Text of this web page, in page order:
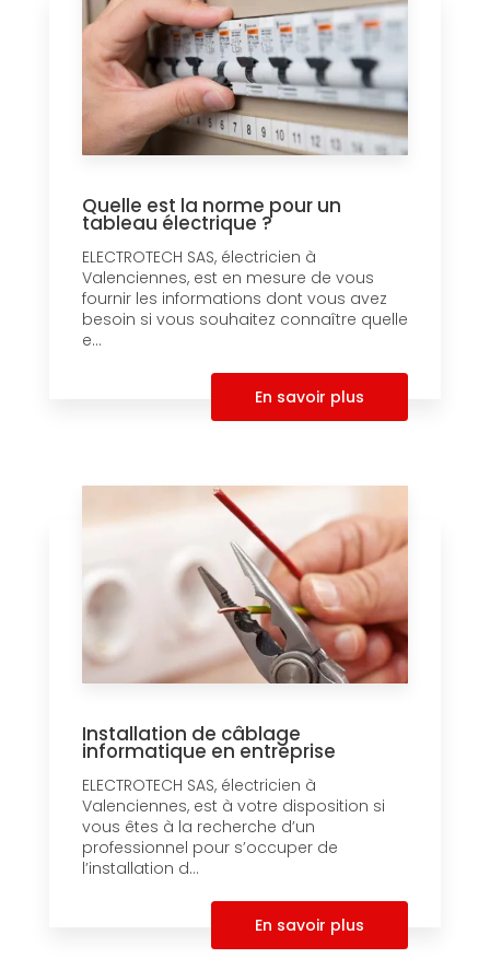
Quelle est la norme pour un
tableau électrique ?
ELECTROTECH SAS, électricien à
Valenciennes, est en mesure de vous
fournir les informations dont vous avez
besoin si vous souhaitez connaître quelle
e...
En savoir plus
Installation de câblage
informatique en entreprise
ELECTROTECH SAS, électricien à
Valenciennes, est à votre disposition si
vous êtes à la recherche d’un
professionnel pour s’occuper de
l’installation d...
En savoir plus